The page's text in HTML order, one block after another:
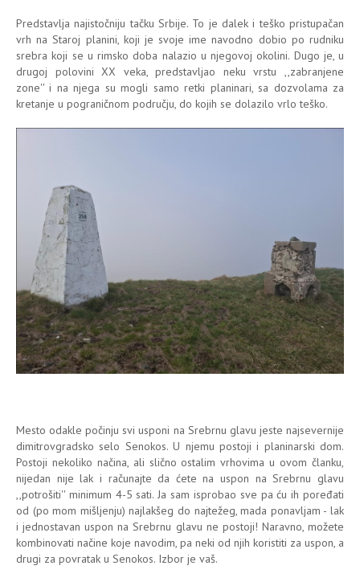
Predstavlja najistočniju tačku Srbije. To je dalek i teško pristupačan
vrh na Staroj planini, koji je svoje ime navodno dobio po rudniku
srebra koji se u rimsko doba nalazio u njegovoj okolini. Dugo je, u
drugoj polovini XX veka, predstavljao neku vrstu ,,zabranjene
zone'' i na njega su mogli samo retki planinari, sa dozvolama za
kretanje u pograničnom području, do kojih se dolazilo vrlo teško.
Mesto odakle počinju svi usponi na Srebrnu glavu jeste najsevernije
dimitrovgradsko selo Senokos. U njemu postoji i planinarski dom.
Postoji nekoliko načina, ali slično ostalim vrhovima u ovom članku,
nijedan nije lak i računajte da ćete na uspon na Srebrnu glavu
,,potrošiti'' minimum 4-5 sati. Ja sam isprobao sve pa ću ih poređati
od (po mom mišljenju) najlakšeg do najtežeg, mada ponavljam - lak
i jednostavan uspon na Srebrnu glavu ne postoji! Naravno, možete
kombinovati načine koje navodim, pa neki od njih koristiti za uspon, a
drugi za povratak u Senokos. Izbor je vaš.